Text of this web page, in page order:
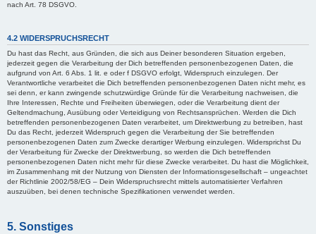
nach Art. 78 DSGVO.
4.2 WIDERSPRUCHSRECHT
Du hast das Recht, aus Gründen, die sich aus Deiner besonderen Situation ergeben,
jederzeit gegen die Verarbeitung der Dich betreffenden personenbezogenen Daten, die
aufgrund von Art. 6 Abs. 1 lit. e oder f DSGVO erfolgt, Widerspruch einzulegen. Der
Verantwortliche verarbeitet die Dich betreffenden personenbezogenen Daten nicht mehr, es
sei denn, er kann zwingende schutzwürdige Gründe für die Verarbeitung nachweisen, die
Ihre Interessen, Rechte und Freiheiten überwiegen, oder die Verarbeitung dient der
Geltendmachung, Ausübung oder Verteidigung von Rechtsansprüchen. Werden die Dich
betreffenden personenbezogenen Daten verarbeitet, um Direktwerbung zu betreiben, hast
Du das Recht, jederzeit Widerspruch gegen die Verarbeitung der Sie betreffenden
personenbezogenen Daten zum Zwecke derartiger Werbung einzulegen. Widersprichst Du
der Verarbeitung für Zwecke der Direktwerbung, so werden die Dich betreffenden
personenbezogenen Daten nicht mehr für diese Zwecke verarbeitet. Du hast die Möglichkeit,
im Zusammenhang mit der Nutzung von Diensten der Informationsgesellschaft – ungeachtet
der Richtlinie 2002/58/EG – Dein Widerspruchsrecht mittels automatisierter Verfahren
auszuüben, bei denen technische Spezifikationen verwendet werden.
5. Sonstiges